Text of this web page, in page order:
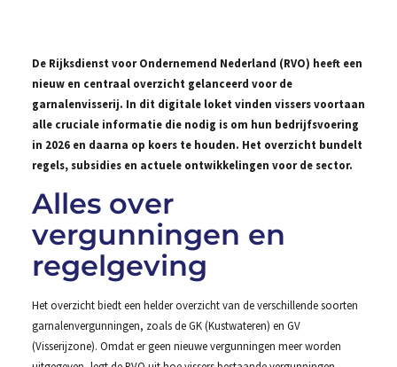
De Rijksdienst voor Ondernemend Nederland (RVO) heeft een
nieuw en centraal overzicht gelanceerd voor de
garnalenvisserij. In dit digitale loket vinden vissers voortaan
alle cruciale informatie die nodig is om hun bedrijfsvoering
in 2026 en daarna op koers te houden. Het overzicht bundelt
regels, subsidies en actuele ontwikkelingen voor de sector.
Alles over
vergunningen en
regelgeving
Het overzicht biedt een helder overzicht van de verschillende soorten
garnalenvergunningen, zoals de GK (Kustwateren) en GV
(Visserijzone). Omdat er geen nieuwe vergunningen meer worden